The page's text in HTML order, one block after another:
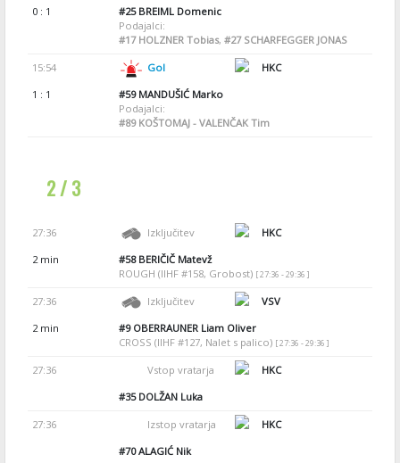
0 : 1
#25BREIML Domenic
Podajalci:
#17HOLZNER Tobias, #27SCHARFEGGER JONAS
15:54 Gol
HKC
1 : 1
#59MANDUŠIĆ Marko
Podajalci:
#89KOŠTOMAJ - VALENČAK Tim
2 / 3
27:36 Izključitev
HKC
2 min
#58BERIČIČ Matevž
ROUGH (IIHF #158, Grobost) [ 27:36 - 29:36 ]
27:36 Izključitev
VSV
2 min
#9OBERRAUNER Liam Oliver
CROSS (IIHF #127, Nalet s palico) [ 27:36 - 29:36 ]
27:36 Vstop vratarja
HKC
#35DOLŽAN Luka
27:36 Izstop vratarja
HKC
#70ALAGIĆ Nik